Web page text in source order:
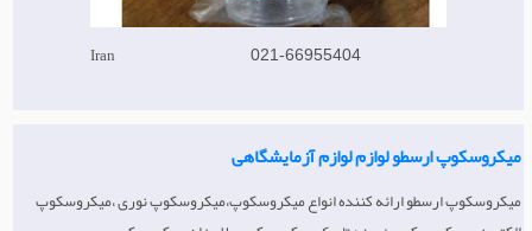
Iran 021-66955404
میکروسکوپ ارسطو لوازم لوازم آزمایشگاهی
میکروسکوپ ارسطو ارائه کننده انواع میکروسکوپ،میکروسکوپ نوری ،میکروسکوپ